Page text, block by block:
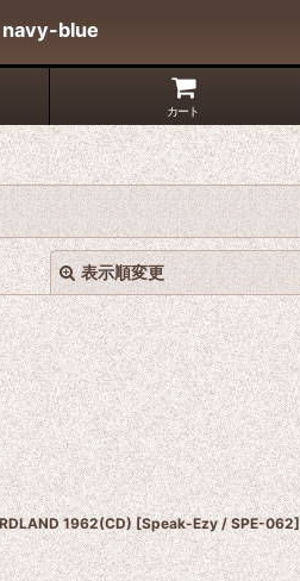
navy-blue
カート
表示順変更
絞り込む
1962(CD) [Speak-Ezy / SPE-062]